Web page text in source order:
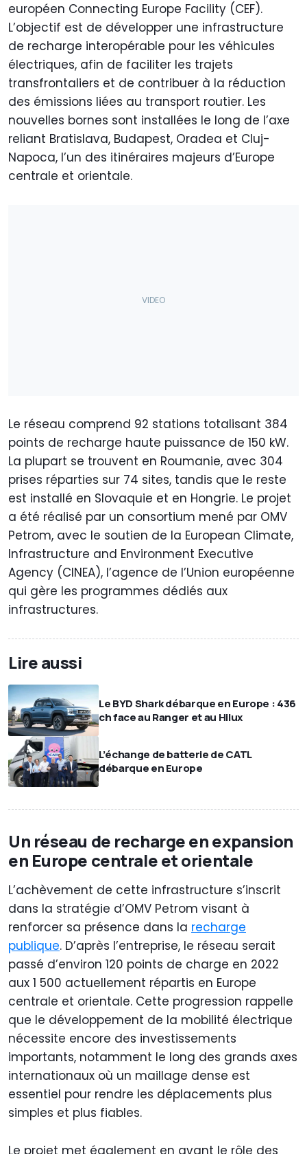
européen Connecting Europe Facility (CEF).
L’objectif est de développer une infrastructure
de recharge interopérable pour les véhicules
électriques, afin de faciliter les trajets
transfrontaliers et de contribuer à la réduction
des émissions liées au transport routier. Les
nouvelles bornes sont installées le long de l’axe
reliant Bratislava, Budapest, Oradea et Cluj-
Napoca, l’un des itinéraires majeurs d’Europe
centrale et orientale.
Le réseau comprend 92 stations totalisant 384
points de recharge haute puissance de 150 kW.
La plupart se trouvent en Roumanie, avec 304
prises réparties sur 74 sites, tandis que le reste
est installé en Slovaquie et en Hongrie. Le projet
a été réalisé par un consortium mené par OMV
Petrom, avec le soutien de la European Climate,
Infrastructure and Environment Executive
Agency (CINEA), l’agence de l’Union européenne
qui gère les programmes dédiés aux
infrastructures.
Lire aussi
Le BYD Shark débarque en Europe : 436
ch face au Ranger et au Hilux
L’échange de batterie de CATL
débarque en Europe
Un réseau de recharge en expansion
en Europe centrale et orientale
L’achèvement de cette infrastructure s’inscrit
dans la stratégie d’OMV Petrom visant à
renforcer sa présence dans la recharge
publique. D’après l’entreprise, le réseau serait
passé d’environ 120 points de charge en 2022
aux 1 500 actuellement répartis en Europe
centrale et orientale. Cette progression rappelle
que le développement de la mobilité électrique
nécessite encore des investissements
importants, notamment le long des grands axes
internationaux où un maillage dense est
essentiel pour rendre les déplacements plus
simples et plus fiables.
Le projet met également en avant le rôle des